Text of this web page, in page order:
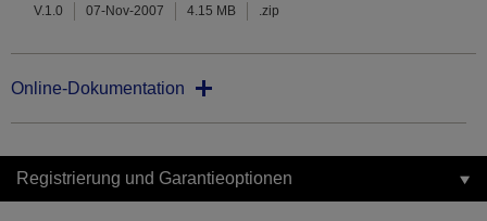
V.1.0 07-Nov-2007 4.15 MB .zip
Online-Dokumentation
Registrierung und Garantieoptionen